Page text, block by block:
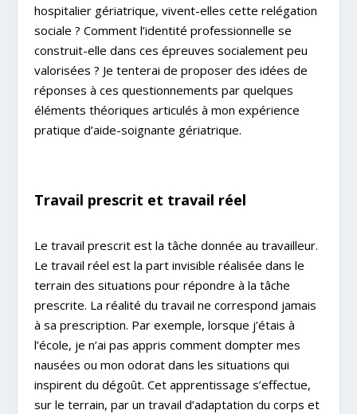
hospitalier gériatrique, vivent-elles cette relégation
sociale ? Comment l’identité professionnelle se
construit-elle dans ces épreuves socialement peu
valorisées ? Je tenterai de proposer des idées de
réponses à ces questionnements par quelques
éléments théoriques articulés à mon expérience
pratique d’aide-soignante gériatrique.
Travail prescrit et travail réel
Le travail prescrit est la tâche donnée au travailleur.
Le travail réel est la part invisible réalisée dans le
terrain des situations pour répondre à la tâche
prescrite. La réalité du travail ne correspond jamais
à sa prescription. Par exemple, lorsque j’étais à
l’école, je n’ai pas appris comment dompter mes
nausées ou mon odorat dans les situations qui
inspirent du dégoût. Cet apprentissage s’effectue,
sur le terrain, par un travail d’adaptation du corps et